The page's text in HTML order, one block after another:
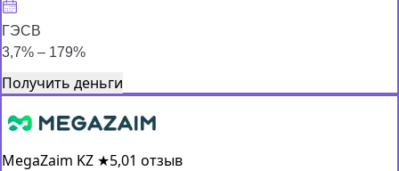
ГЭСВ
3,7% – 179%
Получить деньги
MegaZaim KZ ★5,01 отзыв